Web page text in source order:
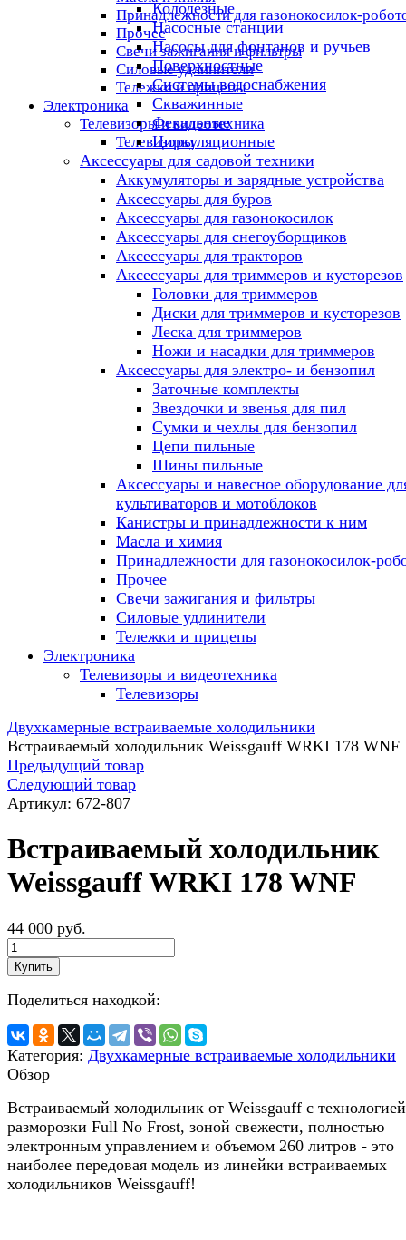
Принадлежности для газонокосилок-
Прочее
Свечи зажигания и фильтры
Силовые удлинители
Тележки и прицепы
Электроника
Телевизоры и видеотехника
Телевизоры
Колодезные
Насосные станции
Насосы для фонтанов и ручьев
Поверхностные
Системы водоснабжения
Скважинные
Фекальные
Циркуляционные
Аксессуары для садовой техники
Аккумуляторы и зарядные устройства
Аксессуары для буров
Аксессуары для газонокосилок
Аксессуары для снегоуборщиков
Аксессуары для тракторов
Аксессуары для триммеров и кусторезов
Головки для триммеров
Диски для триммеров и кусторезов
Леска для триммеров
Ножи и насадки для триммеров
Аксессуары для электро- и бензопил
Заточные комплекты
Звездочки и звенья для пил
Сумки и чехлы для бензопил
Цепи пильные
Шины пильные
Аксессуары и навесное оборудование
культиваторов и мотоблоков
Канистры и принадлежности к ним
Масла и химия
Принадлежности для газонокосилок-
Прочее
Свечи зажигания и фильтры
Силовые удлинители
Тележки и прицепы
Электроника
Телевизоры и видеотехника
Телевизоры
Двухкамерные встраиваемые холодильники
Встраиваемый холодильник Weissgauff WRKI 178 WNF
Предыдущий товар
Следующий товар
Артикул: 672-807
Встраиваемый холодильник
Weissgauff WRKI 178 WNF
44 000 руб.
Купить
Поделиться находкой:
Категория: Двухкамерные встраиваемые холодильники
Обзор
Встраиваемый холодильник от Weissgauff с технологией
разморозки Full No Frost, зоной свежести, полностью
электронным управлением и объемом 260 литров - это
наиболее передовая модель из линейки встраиваемых
холодильников Weissgauff!